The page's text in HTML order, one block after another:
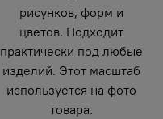
рисунков, форм и
цветов. Подходит
практически под любые
изделий. Этот масштаб
используется на фото
товара.